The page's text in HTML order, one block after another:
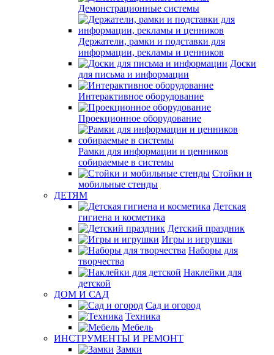
Демонстрационные системы
Держатели, рамки и подставки для
информации, рекламы и ценников
Доски
для письма и информации
Интерактивное оборудование
Проекционное оборудование
Рамки для информации и ценников
собираемые в системы
Стойки и
мобильные стенды
ДЕТЯМ
Детская
гигиена и косметика
Детский праздник
Игры и игрушки
Наборы для
творчества
Наклейки для
детской
ДОМ И САД
Сад и огород
Техника
Мебель
ИНСТРУМЕНТЫ И РЕМОНТ
Замки